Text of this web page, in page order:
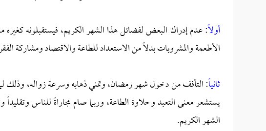
أولاً: عدم إدراك البعض لفضائل هذا الشهر الكريم، فيستقبلونه
الأطعمة والمشروبات بدلاً من الاستعداد للطاعة والاقتصاد ومشاركة
ثانياً: التأفف من دخول شهر رمضان، وتمني ذهابه وسرعة زواله، وذلك
يستشعر معنى التعبد وحلاوة الطاعة، وربما صام مجاراةً للناس
الشهر الكريم.